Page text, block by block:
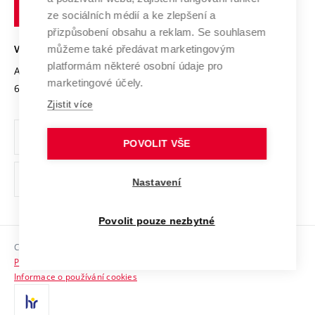
Open Science
Projekty
Projekty ze strukturálních fondů
Specifický výzkum
Mezinárodní dohody
Univerzitní sítě
Podnikavá univerzita / ContriBUTe
Bezpečná univerzita
Vyznamenání
Organizační struktura
Ochrana osobních údajů
odkaz)
Sociální bezpečí
HR Award
Kontakty
technické
VYSOKÉ UČENÍ TECHNICKÉ V BRNĚ
Antonínská 548/1
602 00 Brno
www.vut.cz
vut@vutbr.cz
Copyright © 2026 VUT
Prohlášení o přístupnosti
Informace o používání cookies
ze sociálních médií a ke zlepšení a
přizpůsobení obsahu a reklam. Se souhlasem
můžeme také předávat marketingovým
platformám některé osobní údaje pro
marketingové účely.
Zjistit více
POVOLIT VŠE
Nastavení
Povolit pouze nezbytné